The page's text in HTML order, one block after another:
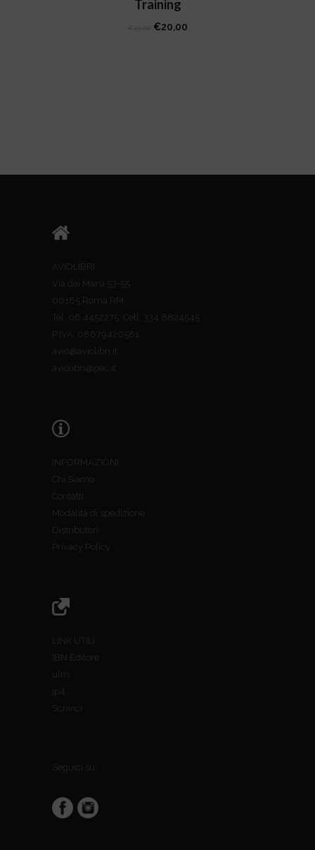
Training
€ 43,00
Il
€20,00Il
AVIOLIBRI
Via dei Marsi 53-55
00185 Roma RM
Tel. 06.4452275; Cell. 334.8824545
P.IVA: 08679420581
avio@aviolibri.it
aviolibri@pec.it
INFORMAZIONI
Chi Siamo
Contatti
Modalità di spedizione
Distributori
Privacy Policy
LINK UTILI
IBN Editore
ulm
jp4
Scrivici
Seguici su: